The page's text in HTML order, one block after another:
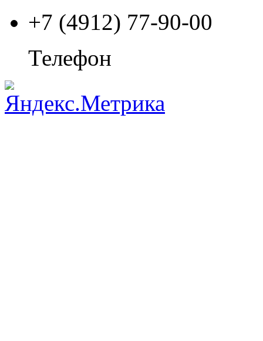
+7 (4912) 77-90-00
Телефон